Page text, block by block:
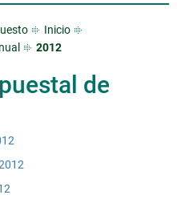
Inicio
2012
de